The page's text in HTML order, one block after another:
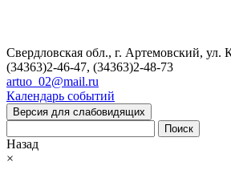
Свердловская обл., г. Артемовский, ул.
(34363)2-46-47, (34363)2-48-73
artuo_02@mail.ru
Календарь событий
Версия для слабовидящих
Поиск
Назад
×